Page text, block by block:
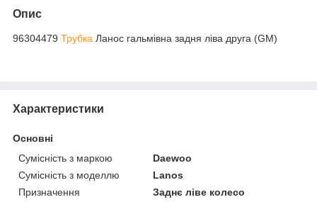
Опис
96304479 Трубка Ланос гальмівна задня ліва друга (GM)
Характеристики
Основні
Сумісність з маркою
Daewoo
Сумісність з моделлю
Lanos
Призначення
Заднє ліве колесо